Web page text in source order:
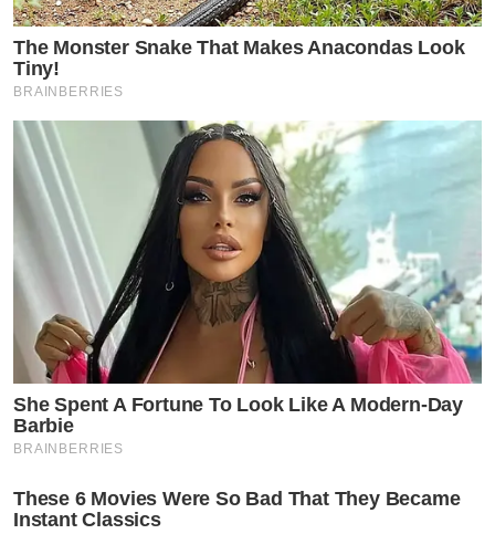
แล้วที่ไปพูดว่าจอยบังคับน้องให้กลับไปคบแฟนเก่า เอา
ตรงๆนะเรื่องแบบนี้มันบังคับกันไม่ได้หรอก ถ้าบังคับกันได้
โลกนี้คงไม่มีคนเลิกกัน มีแอบเสียดายไหมอะมี คนเคยอยู่ด้วย
กันมา
ส่วนที่ว่าโพสต์แขวะถึงน้องมาตลอด 3 เดือน มีเพื่อนในเฟส
คนไหนเคยเห็นไหมคะ ขอดูหน่อยค่ะ
ตอนรักกัน ดีกันก็ตัดสินใจกันอยู่ 2 คน ตอนเลิกกันมาตอนนี้
พาดพิงคนอื่น และคนที่เดือดร้อนแทนก็ดันเป็นคนอื่นอีกที
ซึ่งไม่ใช่เรื่องตัวเองทั้งนั้น ถ้าจอยไม่ดีอยู่บ้านจอยทำไมตั้ง
เกือบสองปี #เพิ่งได้รู้จักงูเห่าจริงๆก็ตอนได้เป็นชาวนานี่
แหละ!
* ส่วนอย่างอื่นของเขา ที่เดี๋ยวโพสต์ๆ แก้ไขๆ ลบๆ เป็นเนื้อ
ก็ได้+ใส่สีไปเรื่อย “เรียกว่าเล่าเอาสนุกปาก” ซึ่งออกมาจาก
The Monster Snake That Makes Anacondas Look
Tiny!
BRAINBERRIES
She Spent A Fortune To Look Like A Modern-Day
Barbie
BRAINBERRIES
These 6 Movies Were So Bad That They Became
Instant Classics